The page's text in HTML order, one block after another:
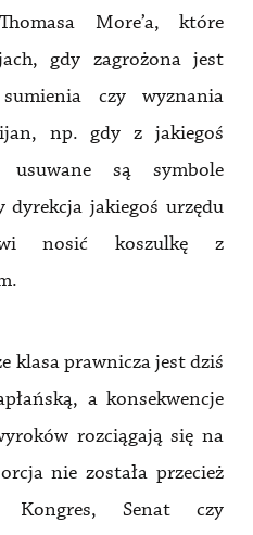
More’a, które
gdy zagrożona jest
czy wyznania
np. gdy z jakiegoś
usuwane są symbole
dyrekcja jakiegoś urzędu
nosić koszulkę z
klasa prawnicza jest dziś
a konsekwencje
rozciągają się na
nie została przecież
Kongres, Senat czy